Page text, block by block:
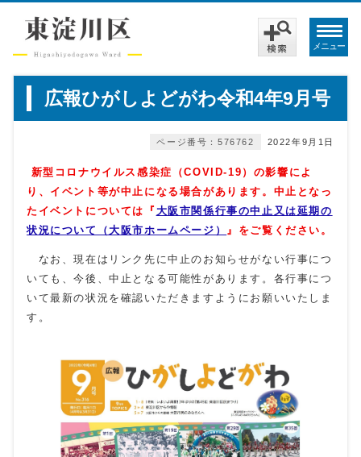
メニュー
広報ひがしよどがわ令和4年9月号
2022年9月1日
ページ番号：576762
新型コロナウイルス感染症（COVID‐19）の影響によ
り 、イベント等が中止になる場合があります。 中止となっ
たイベントについては『 大阪市関係行事の中止又は延期の
状況について（大阪市ホームページ） 』をご覧ください。
なお、現在はリンク先に中止のお知らせがない行事につ
いても、今後、中止となる可能性があります。各行事につ
いて最新の状況を確認いただきますようにお願いいたしま
す。